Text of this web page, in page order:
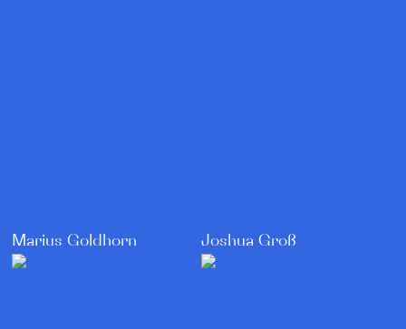
Marius Goldhorn Joshua Groß